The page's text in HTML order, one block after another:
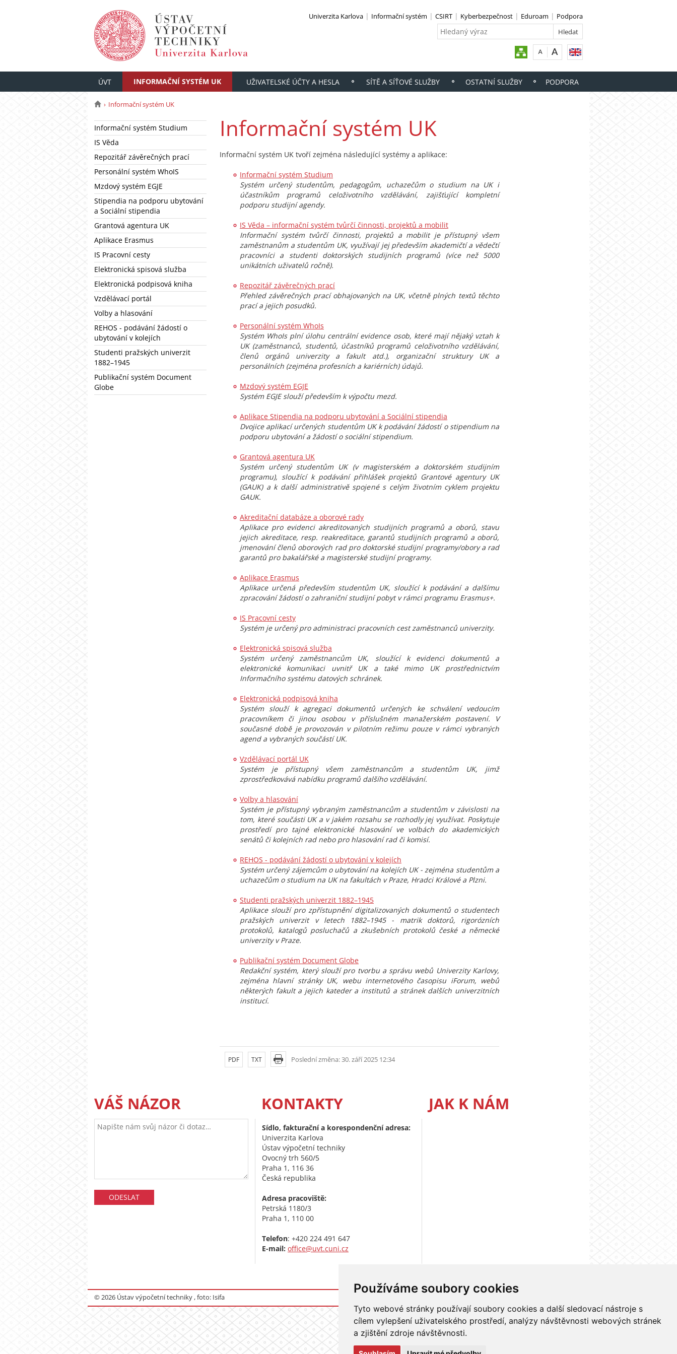
Používáme soubory cookies
Tyto webové stránky používají soubory cookies a další sledovací nástroje s
cílem vylepšení uživatelského prostředí, analýzy návštěvnosti webových stránek
a zjištění zdroje návštěvnosti.
Univerzita Karlova Informační systém CSIRT Kyberbezpečnost Eduroam Podpora
ÚVT INFORMAČNÍ SYSTÉM UK UŽIVATELSKÉ ÚČTY A HESLA SÍTĚ A SÍŤOVÉ SLUŽBY OSTATNÍ SLUŽBY PODPORA
Informační systém UK
Informační systém Studium
IS Věda
Repozitář závěrečných prací
Personální systém WhoIS
Mzdový systém EGJE
Stipendia na podporu ubytování
a Sociální stipendia
Grantová agentura UK
Aplikace Erasmus
IS Pracovní cesty
Elektronická spisová služba
Elektronická podpisová kniha
Vzdělávací portál
Volby a hlasování
REHOS - podávání žádostí o
ubytování v kolejích
Studenti pražských univerzit
1882–1945
Publikační systém Document
Globe
Informační systém UK
Informační systém UK tvoří zejména následující systémy a aplikace:
Informační systém Studium
Systém určený studentům, pedagogům, uchazečům o studium na UK i
účastníkům programů celoživotního vzdělávání, zajišťující kompletní
podporu studijní agendy.
IS Věda – informační systém tvůrčí činnosti, projektů a mobilit
Informační systém tvůrčí činnosti, projektů a mobilit je přístupný všem
zaměstnanům a studentům UK, využívají jej především akademičtí a vědečtí
pracovníci a studenti doktorských studijních programů (více než 5000
unikátních uživatelů ročně).
Repozitář závěrečných prací
Přehled závěrečných prací obhajovaných na UK, včetně plných textů těchto
prací a jejich posudků.
Personální systém WhoIs
Systém WhoIs plní úlohu centrální evidence osob, které mají nějaký vztah k
UK (zaměstnanců, studentů, účastníků programů celoživotního vzdělávání,
členů orgánů univerzity a fakult atd.), organizační struktury UK a
personálních (zejména profesních a kariérních) údajů.
Mzdový systém EGJE
Systém EGJE slouží především k výpočtu mezd.
Aplikace Stipendia na podporu ubytování a Sociální stipendia
Dvojice aplikací určených studentům UK k podávání žádostí o stipendium na
podporu ubytování a žádostí o sociální stipendium.
Grantová agentura UK
Systém určený studentům UK (v magisterském a doktorském studijním
programu), sloužící k podávání přihlášek projektů Grantové agentury UK
(GAUK) a k další administrativě spojené s celým životním cyklem projektu
GAUK.
Akreditační databáze a oborové rady
Aplikace pro evidenci akreditovaných studijních programů a oborů, stavu
jejich akreditace, resp. reakreditace, garantů studijních programů a oborů,
jmenování členů oborových rad pro doktorské studijní programy/obory a rad
garantů pro bakalářské a magisterské studijní programy.
Aplikace Erasmus
Aplikace určená především studentům UK, sloužící k podávání a dalšímu
zpracování žádostí o zahraniční studijní pobyt v rámci programu Erasmus+.
IS Pracovní cesty
Systém je určený pro administraci pracovních cest zaměstnanců univerzity.
Elektronická spisová služba
Systém určený zaměstnancům UK, sloužící k evidenci dokumentů a
elektronické komunikaci uvnitř UK a také mimo UK prostřednictvím
Informačního systému datových schránek.
Elektronická podpisová kniha
Systém slouží k agregaci dokumentů určených ke schválení vedoucím
pracovníkem či jinou osobou v příslušném manažerském postavení. V
současné době je provozován v pilotním režimu pouze v rámci vybraných
agend a vybraných součástí UK.
Vzdělávací portál UK
Systém je přístupný všem zaměstnancům a studentům UK, jimž
zprostředkovává nabídku programů dalšího vzdělávání.
Volby a hlasování
Systém je přístupný vybraným zaměstnancům a studentům v závislosti na
tom, které součásti UK a v jakém rozsahu se rozhodly jej využívat. Poskytuje
prostředí pro tajné elektronické hlasování ve volbách do akademických
senátů či kolejních rad nebo pro hlasování rad či komisí.
REHOS - podávání žádostí o ubytování v kolejích
Systém určený zájemcům o ubytování na kolejích UK - zejména studentům a
uchazečům o studium na UK na fakultách v Praze, Hradci Králové a Plzni.
Studenti pražských univerzit 1882–1945
Aplikace slouží pro zpřístupnění digitalizovaných dokumentů o studentech
pražských univerzit v letech 1882–1945 - matrik doktorů, rigorózních
protokolů, katalogů posluchačů a zkušebních protokolů české a německé
univerzity v Praze.
Publikační systém Document Globe
Redakční systém, který slouží pro tvorbu a správu webů Univerzity Karlovy,
zejména hlavní stránky UK, webu internetového časopisu iForum, webů
některých fakult a jejich kateder a institutů a stránek dalších univerzitních
institucí.
Poslední změna: 30. září 2025 12:34
PDF TXT
VÁŠ NÁZOR KONTAKTY
Sídlo, fakturační a korespondenční adresa:
Univerzita Karlova
Ústav výpočetní techniky
Ovocný trh 560/5
Praha 1, 116 36
Česká republika
Adresa pracoviště:
Petrská 1180/3
Praha 1, 110 00
Telefon: +420 224 491 647
E-mail: office@uvt.cuni.cz
JAK K NÁM
© 2026 Ústav výpočetní techniky , foto: Isifa Přihlášení do informačního systému UK